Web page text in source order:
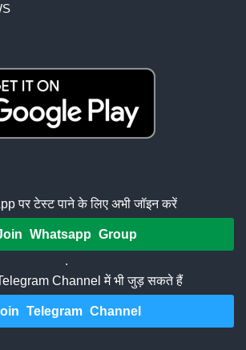
पर टेस्ट पाने के लिए अभी जॉइन करें
Whatsapp Group
.
Channel में भी जुड़ सकते हैं
Telegram Channel